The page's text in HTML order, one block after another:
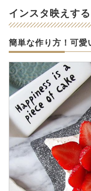
インスタ映えす
簡単な作り方！可愛